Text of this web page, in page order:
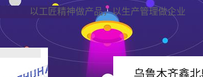
以工匠精神做产品，以生产管理做企业
乌鲁木齐鑫